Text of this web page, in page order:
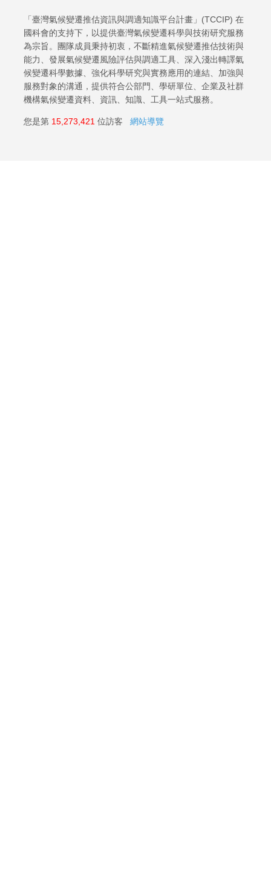
「臺灣氣候變遷推估資訊與調適知識平台計畫」(TCCIP) 在
國科會的支持下，以提供臺灣氣候變遷科學與技術研究服務
為宗旨。團隊成員秉持初衷，不斷精進氣候變遷推估技術與
能力、發展氣候變遷風險評估與調適工具、深入淺出轉譯氣
候變遷科學數據、強化科學研究與實務應用的連結、加強與
服務對象的溝通，提供符合公部門、學研單位、企業及社群
機構氣候變遷資料、資訊、知識、工具一站式服務。
您是第 15,273,421 位訪客 網站導覽